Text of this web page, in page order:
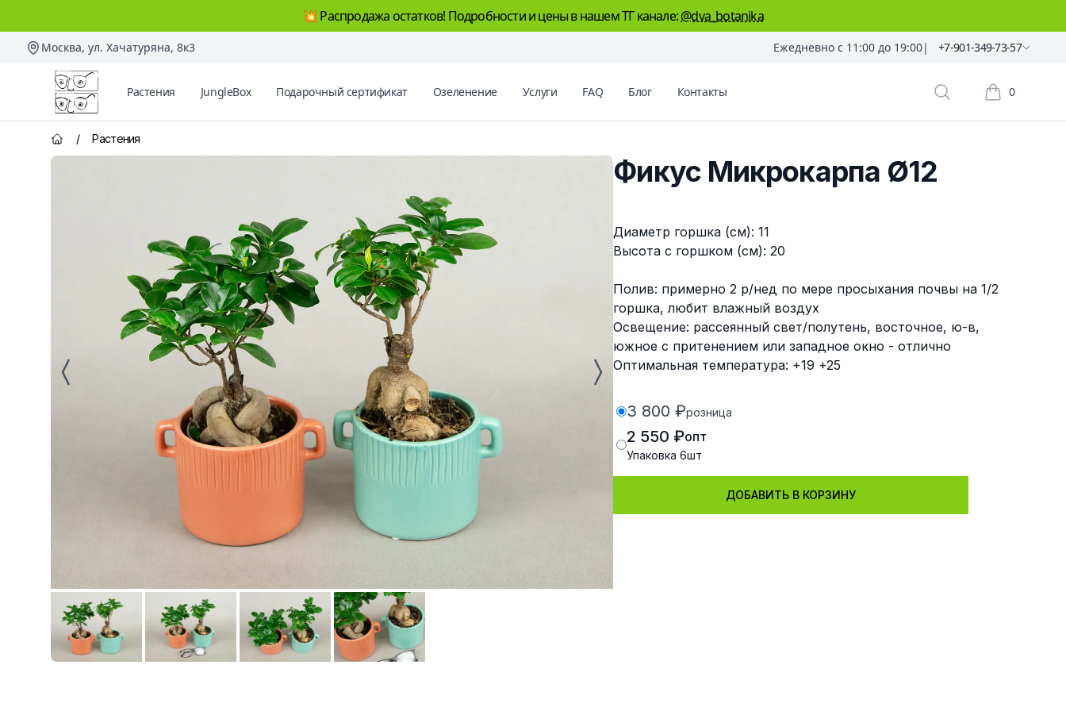
💥 Распродажа остатков! Подробности и цены в нашем ТГ канале:@dva_botanika
Москва, ул. Хачатуряна, 8к3 Ежедневно с 11:00 до 19:00| +7-901-349-73-57
Два Ботаника
Растения JungleBox Подарочный сертификат Озеленение Услуги FAQ Блог Контакты Поиск растений
0
Корзина
Главная страница
/ Растения
Фикус Микрокарпа Ø12
Диаметр горшка (см): 11
Высота с горшком (см): 20
Полив: примерно 2 р/нед по мере просыхания почвы на 1/2
горшка, любит влажный воздух
Освещение: рассеянный свет/полутень, восточное, ю-в,
южное с притенением или западное окно - отлично
Оптимальная температура: +19 +25
3 800 ₽розница
2 550 ₽опт
Упаковка6шт
ДОБАВИТЬ В КОРЗИНУ